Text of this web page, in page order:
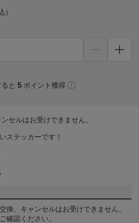
）
と 5 ポイント獲得
セルはお受けできません。
ステッカーです！
換、キャンセルはお受けできません。
確認ください。